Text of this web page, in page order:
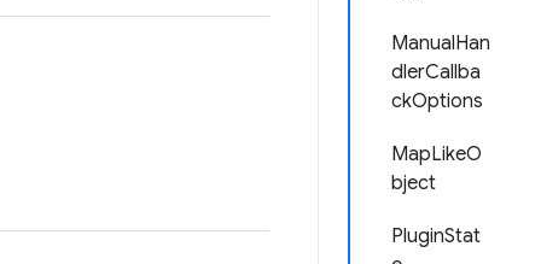
ManualHan
dlerCallba
ckOptions
MapLikeO
bject
PluginStat